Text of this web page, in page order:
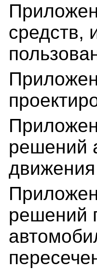
средств,
решений
движения
решений